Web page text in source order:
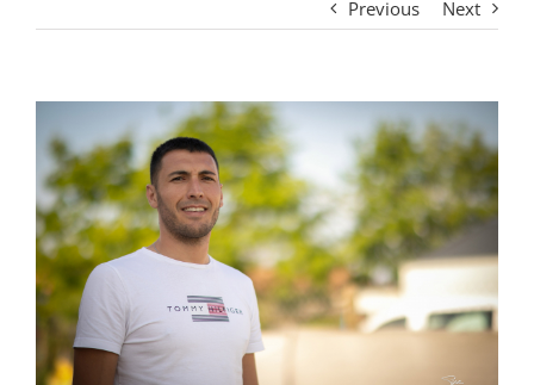
Previous Next
Larger
Image